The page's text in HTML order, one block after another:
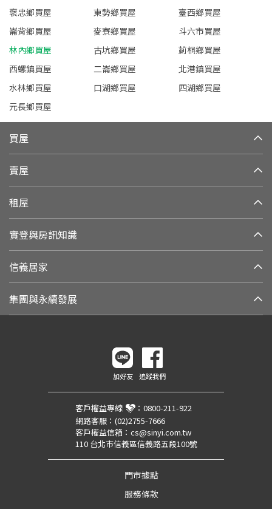
褒忠鄉買屋
東勢鄉買屋
臺西鄉買屋
崙背鄉買屋
麥寮鄉買屋
斗六市買屋
林內鄉買屋
古坑鄉買屋
莿桐鄉買屋
西螺鎮買屋
二崙鄉買屋
北港鎮買屋
水林鄉買屋
口湖鄉買屋
四湖鄉買屋
元長鄉買屋
買屋
賣屋
租屋
實登與房訊知識
信義居家
集團與永續發展
加好友 追蹤我們
客戶權益專線 ： 0800-211-922
網路客服： (02)2755-7666
客戶權益信箱： cs@sinyi.com.tw
110 台北市信義區信義路五段100號
門市據點
服務條款